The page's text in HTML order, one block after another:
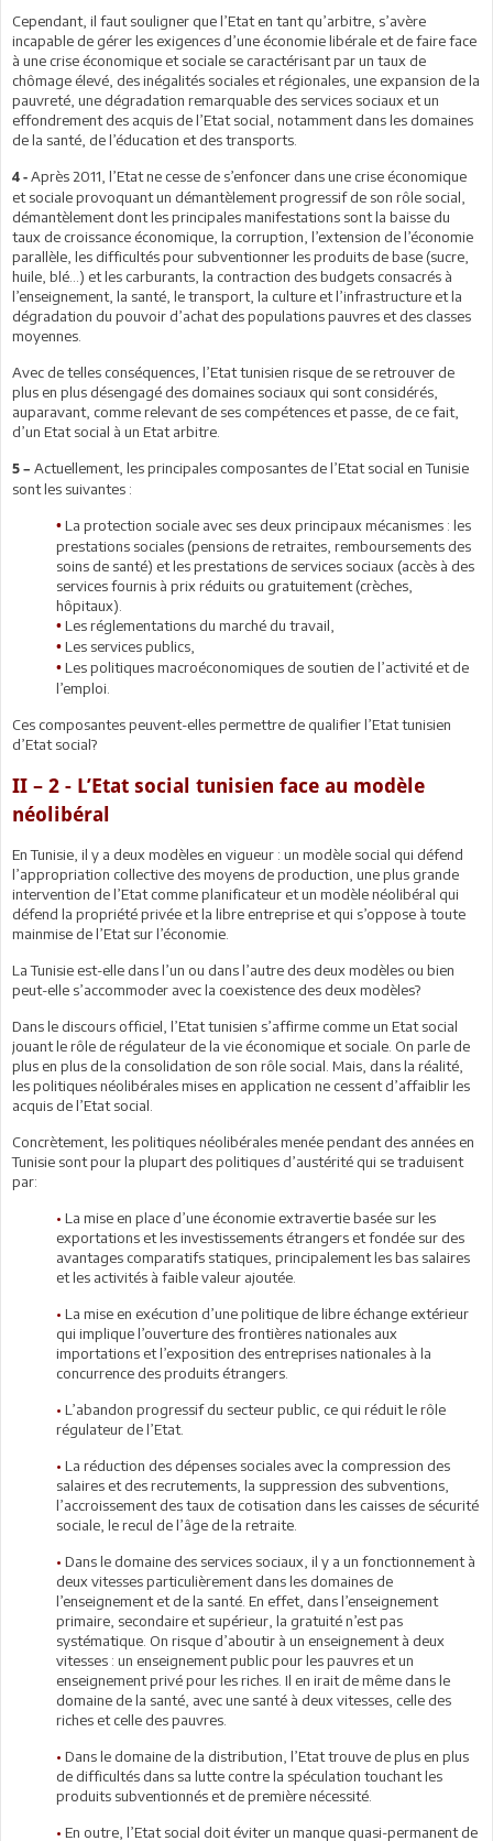
Cependant, il faut souligner que l’Etat en tant qu’arbitre, s’avère
incapable de gérer les exigences d’une économie libérale et de faire face
à une crise économique et sociale se caractérisant par un taux de
chômage élevé, des inégalités sociales et régionales, une expansion de la
pauvreté, une dégradation remarquable des services sociaux et un
effondrement des acquis de l’Etat social, notamment dans les domaines
de la santé, de l’éducation et des transports.
4 - Après 2011, l’Etat ne cesse de s’enfoncer dans une crise économique
et sociale provoquant un démantèlement progressif de son rôle social,
démantèlement dont les principales manifestations sont la baisse du
taux de croissance économique, la corruption, l’extension de l’économie
parallèle, les difficultés pour subventionner les produits de base (sucre,
huile, blé…) et les carburants, la contraction des budgets consacrés à
l’enseignement, la santé, le transport, la culture et l’infrastructure et la
dégradation du pouvoir d’achat des populations pauvres et des classes
moyennes.
Avec de telles conséquences, l’Etat tunisien risque de se retrouver de
plus en plus désengagé des domaines sociaux qui sont considérés,
auparavant, comme relevant de ses compétences et passe, de ce fait,
d’un Etat social à un Etat arbitre.
5 – Actuellement, les principales composantes de l’Etat social en Tunisie
sont les suivantes :
• La protection sociale avec ses deux principaux mécanismes : les
prestations sociales (pensions de retraites, remboursements des
soins de santé) et les prestations de services sociaux (accès à des
services fournis à prix réduits ou gratuitement (crèches,
hôpitaux).
• Les réglementations du marché du travail,
• Les services publics,
• Les politiques macroéconomiques de soutien de l’activité et de
l’emploi.
Ces composantes peuvent-elles permettre de qualifier l’Etat tunisien
d’Etat social?
II – 2 - L’Etat social tunisien face au modèle
néolibéral
En Tunisie, il y a deux modèles en vigueur : un modèle social qui défend
l’appropriation collective des moyens de production, une plus grande
intervention de l’Etat comme planificateur et un modèle néolibéral qui
défend la propriété privée et la libre entreprise et qui s’oppose à toute
mainmise de l’Etat sur l’économie.
La Tunisie est-elle dans l’un ou dans l’autre des deux modèles ou bien
peut-elle s’accommoder avec la coexistence des deux modèles?
Dans le discours officiel, l’Etat tunisien s’affirme comme un Etat social
jouant le rôle de régulateur de la vie économique et sociale. On parle de
plus en plus de la consolidation de son rôle social. Mais, dans la réalité,
les politiques néolibérales mises en application ne cessent d’affaiblir les
acquis de l’Etat social.
Concrètement, les politiques néolibérales menée pendant des années en
Tunisie sont pour la plupart des politiques d’austérité qui se traduisent
par:
• La mise en place d’une économie extravertie basée sur les
exportations et les investissements étrangers et fondée sur des
avantages comparatifs statiques, principalement les bas salaires
et les activités à faible valeur ajoutée.
• La mise en exécution d’une politique de libre échange extérieur
qui implique l’ouverture des frontières nationales aux
importations et l’exposition des entreprises nationales à la
concurrence des produits étrangers.
• L’abandon progressif du secteur public, ce qui réduit le rôle
régulateur de l’Etat.
• La réduction des dépenses sociales avec la compression des
salaires et des recrutements, la suppression des subventions,
l’accroissement des taux de cotisation dans les caisses de sécurité
sociale, le recul de l’âge de la retraite.
• Dans le domaine des services sociaux, il y a un fonctionnement à
deux vitesses particulièrement dans les domaines de
l’enseignement et de la santé. En effet, dans l’enseignement
primaire, secondaire et supérieur, la gratuité n’est pas
systématique. On risque d’aboutir à un enseignement à deux
vitesses : un enseignement public pour les pauvres et un
enseignement privé pour les riches. Il en irait de même dans le
domaine de la santé, avec une santé à deux vitesses, celle des
riches et celle des pauvres.
• Dans le domaine de la distribution, l’Etat trouve de plus en plus
de difficultés dans sa lutte contre la spéculation touchant les
produits subventionnés et de première nécessité.
• En outre, l’Etat social doit éviter un manque quasi-permanent de